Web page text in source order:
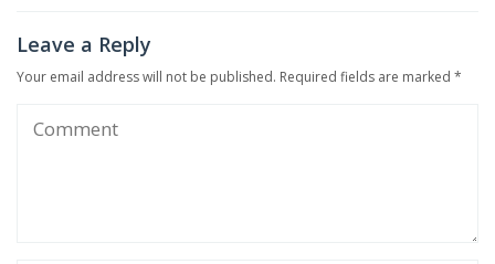
Leave a Reply
Your email address will not be published. Required fields are marked *